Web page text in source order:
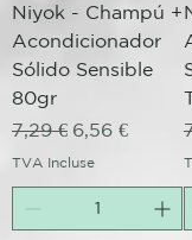
Niyok - Champú +
Acondicionador
Sólido Sensible
80gr
Prix original
7,29 € Prix
6,56 €
TVA Incluse